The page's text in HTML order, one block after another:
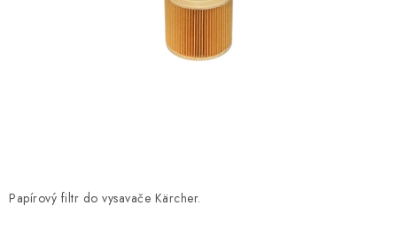
CHEMIE - BEZKONTAKTNÍ MYČKY
Papírový filtr do vysavače Kärcher.